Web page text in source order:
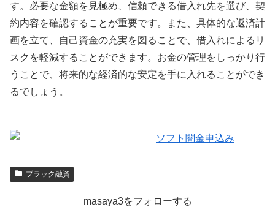
す。必要な金額を見極め、信頼できる借入れ先を選び、契
約内容を確認することが重要です。また、具体的な返済計
画を立て、自己資金の充実を図ることで、借入れによるリ
スクを軽減することができます。お金の管理をしっかり行
うことで、将来的な経済的な安定を手に入れることができ
るでしょう。
ブラック融資
masaya3をフォローする